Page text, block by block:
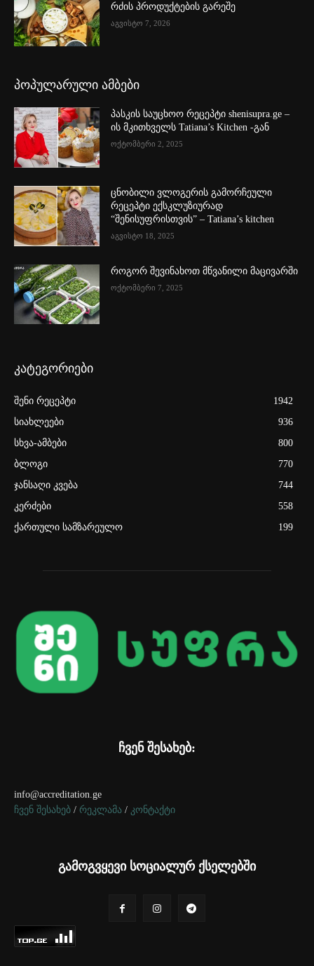
რძის პროდუქტების გარეშე
აგვისტო 7, 2026
პოპულარული ამბები
პასკის საუცხოო რეცეპტი shenisupra.ge –
ის მკითხველს Tatiana’s Kitchen -გან
ოქტომბერი 2, 2025
ცნობილი ვლოგერის გამორჩეული
რეცეპტი ექსკლუზიურად
“შენისუფრისთვის” – Tatiana’s kitchen
აგვისტო 18, 2025
როგორ შევინახოთ მწვანილი მაცივარში
ოქტომბერი 7, 2025
კატეგორიები
შენი რეცეპტი
1942
სიახლეები
936
სხვა-ამბები
800
ბლოგი
770
ჯანსაღი კვება
744
კერძები
558
ქართული სამზარეულო
199
ჩვენ შესახებ:
info@accreditation.ge
ჩვენ შესახებ / რეკლამა / კონტაქტი
გამოგვყევი სოციალურ ქსელებში